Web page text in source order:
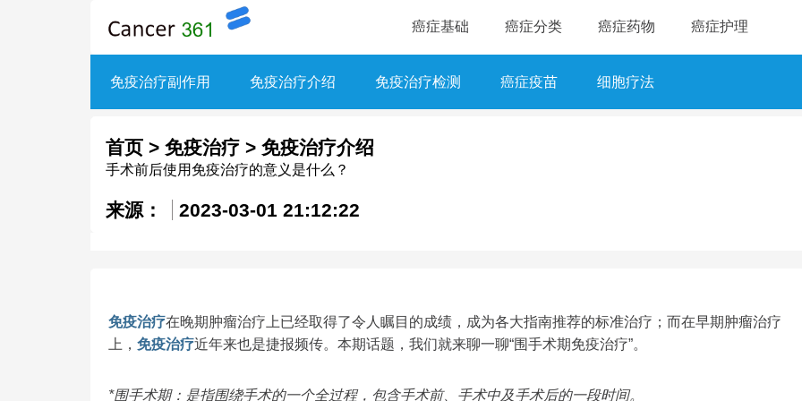
癌症基础 癌症分类 癌症药物 癌症护理
免疫治疗副作用 免疫治疗介绍 免疫治疗检测 癌症疫苗 细胞疗法
首页> 免疫治疗> 免疫治疗介绍
手术前后使用免疫治疗的意义是什么？
来源： 2023-03-01 21:12:22
免疫治疗在晚期肿瘤治疗上已经取得了令人瞩目的成绩，成为各大指南推荐的标准治疗；而在早期肿瘤治疗
上， 免疫治疗近年来也是捷报频传。本期话题，我们就来聊一聊“围手术期免疫治疗”。
*围手术期：是指围绕手术的一个全过程，包含手术前、手术中及手术后的一段时间。